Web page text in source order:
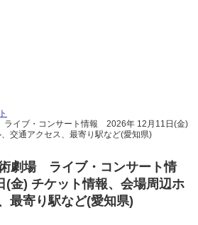
イブ・コンサート情報 2026年 12月11日(金)
交通アクセス、最寄り駅など(愛知県)
劇場 ライブ・コンサート情
) チケット情報、会場周辺ホ
最寄り駅など(愛知県)